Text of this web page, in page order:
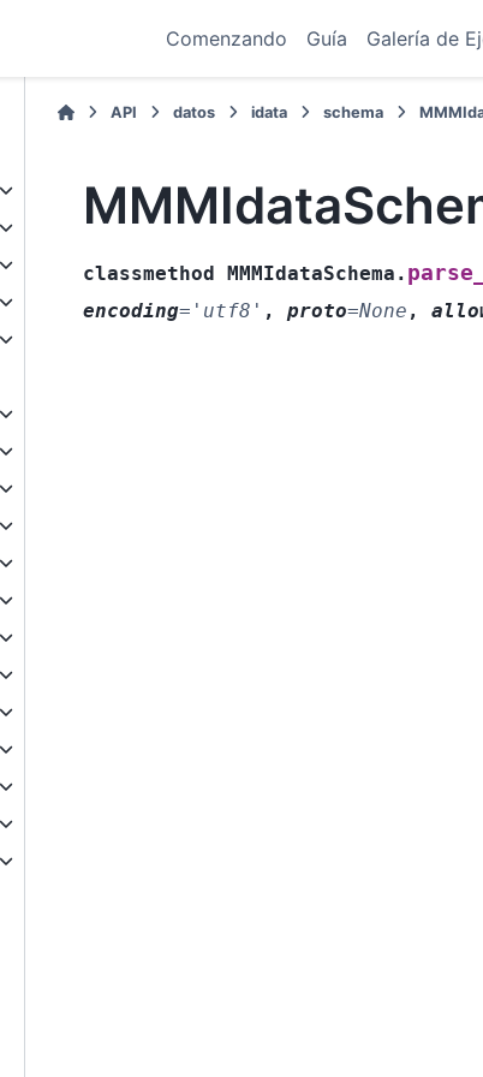
Comenzando Guía Galería de
API datos idata schema
classmethod MMMIdataSchema.
encoding= 'utf8' , proto=None ,